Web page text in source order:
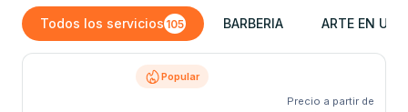
Todos los servicios 105 BARBERIA ARTE EN
Popular
Precio a partir de